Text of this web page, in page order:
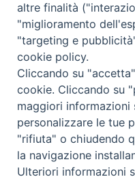
Piazza Giovene 4 –
SEGUICI SU
Facebook
Instagram
X YouTube
Feed
Privacy Policy -
© 2016 - 2026 Diocesi
altre finalità
"miglioramento
"targeting e
cookie policy.
Cliccando su
cookie. Cliccando su
maggiori
personalizzare le tue
"rifiuta" o chiudendo
la navigazione
Ulteriori informazioni